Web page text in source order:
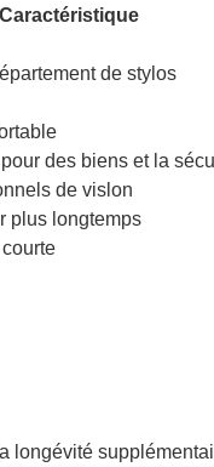
Caractéristique
de stylos
des biens et la
de vislon
plus longtemps
longévité